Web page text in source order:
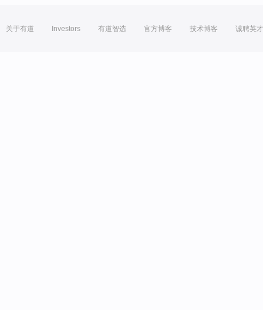
关于有道 Investors 有道智选 官方博客 技术博客 诚聘英才